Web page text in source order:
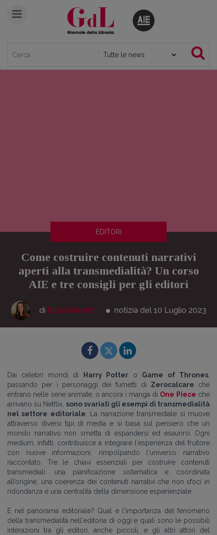
EDITORI
Come costruire contenuti narrativi
aperti alla transmedialità? Un corso
AIE e tre consigli per gli editori
di Elisa Buletti notizia del 10 Luglio 2023
Dai celebri mondi di Harry Potter o Game of Thrones
passando per i personaggi dei fumetti di Zerocalcare che
entrano nelle serie animate, o ancora i manga di One Piece che
arrivano su Netflix, sono svariati gli esempi di transmedialità
nel settore editoriale . La narrazione transmediale si muove
attraverso diversi tipi di media e si basa sul pensiero che un
mondo narrativo non smetta di espandersi ed esaurirsi. Ogni
medium, infatti,
contribuisce a integrare l'esperienza del fruitore
con nuove informazioni, rimpolpando l'universo narrativo
raccontato. Tre le chiavi essenziali per costruire contenuti
transmediali: una pianificazione sistematica e coordinata
all’origine, una coerenza dei contenuti narrativi che non sfoci in
ridondanza e una centralità della dimensione esperienziale.
E nel panorama editoriale? Qual è l'importanza del fenomeno
della transmedialità nell'editoria di oggi e quali sono le possibili
interazioni tra gli editori, anche piccoli, e gli altri attori del